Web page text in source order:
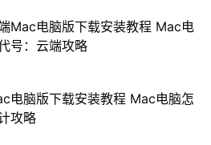
Mac电脑版下载安装教程 Mac电
号：云端攻略
电脑版下载安装教程 Mac电脑怎
攻略